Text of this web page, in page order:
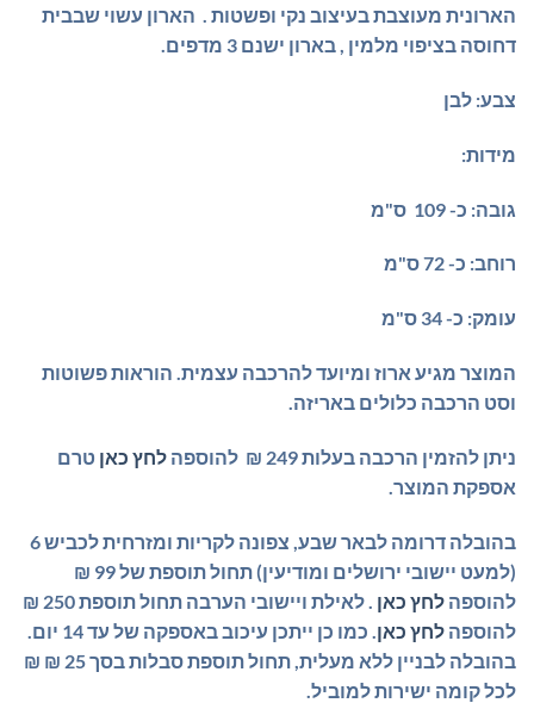
הארונית מעוצבת בעיצוב נקי ופשטות . הארון עשוי שבבית
דחוסה בציפוי מלמין , בארון ישנם 3 מדפים.
צבע: לבן
מידות:
גובה: כ- 109 ס"מ
רוחב: כ- 72 ס"מ
עומק: כ- 34 ס"מ
המוצר מגיע ארוז ומיועד להרכבה עצמית. הוראות פשוטות
וסט הרכבה כלולים באריזה.
ניתן להזמין הרכבה בעלות 249 ₪ להוספה לחץ כאן טרם
אספקת המוצר.
בהובלה דרומה לבאר שבע, צפונה לקריות ומזרחית לכביש 6
(למעט יישובי ירושלים ומודיעין) תחול תוספת של 99 ₪
להוספה לחץ כאן
. לאילת ויישובי הערבה תחול תוספת 250 ₪
להוספה לחץ כאן
. כמו כן ייתכן עיכוב באספקה של עד 14 יום.
בהובלה לבניין ללא מעלית, תחול תוספת סבלות בסך 25 ₪ ₪
לכל קומה ישירות למוביל.